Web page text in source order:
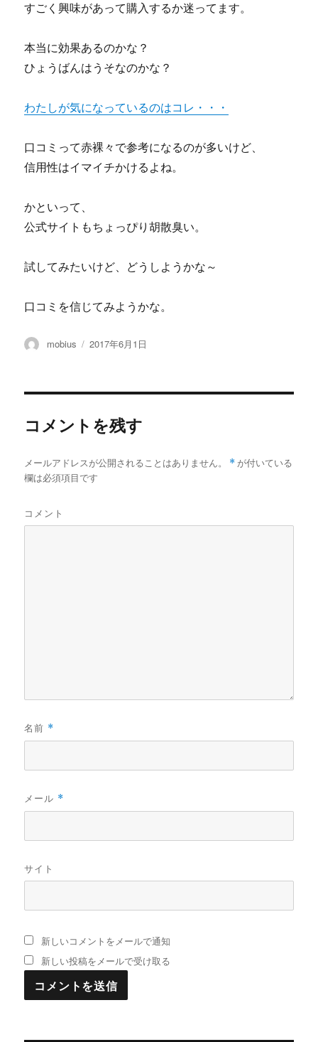
すごく興味があって購入するか迷ってます。
本当に効果あるのかな？
ひょうばんはうそなのかな？
わたしが気になっているのはコレ・・・
口コミって赤裸々で参考になるのが多いけど、
信用性はイマイチかけるよね。
かといって、
公式サイトもちょっぴり胡散臭い。
試してみたいけど、どうしようかな～
口コミを信じてみようかな。
投
mobius
投
2017年6月1日
コメントを残す
メールアドレスが公開されることはありません。 * が付いている
欄は必須項目です
コメント
名前 *
メール *
サイト
新しいコメントをメールで通知
新しい投稿をメールで受け取る